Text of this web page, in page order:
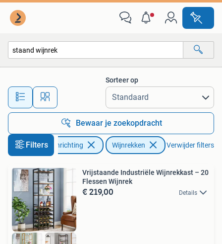
Alle afstanden…
Sorteer op
Bewaar je zoekopdracht
Filters
Huis en Inrichting Wijnrekken Verwijder filters
Vrijstaande Industriële Wijnrekkast – 20
Flessen Wijnrek
€ 219,00 Details